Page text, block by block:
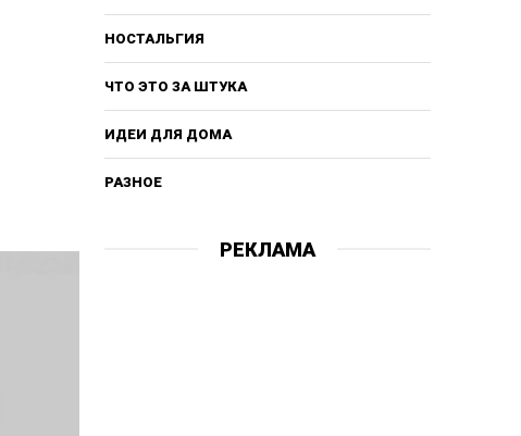
НОСТАЛЬГИЯ
ЧТО ЭТО ЗА ШТУКА
ИДЕИ ДЛЯ ДОМА
РАЗНОЕ
РЕКЛАМА